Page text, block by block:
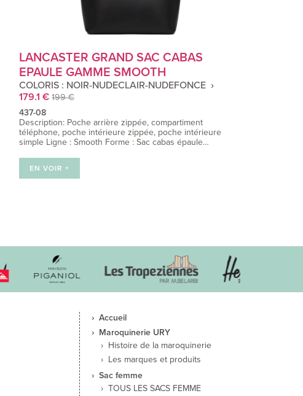
LANCASTER GRAND SAC CABAS
EPAULE GAMME SMOOTH
COLORIS : NOIR-NUDECLAIR-NUDEFONCE
179.1 € 199 €
437-08
Description: Poche arrière zippée, compartiment
téléphone, poche intérieure zippée, poche intérieure
simple Ligne : Smooth Forme : Sac cabas épaule…
EN VOIR +
Accueil
Maroquinerie URY
Histoire de la maroquinerie
Les marques et produits
Sac femme
TOUS LES SACS FEMME